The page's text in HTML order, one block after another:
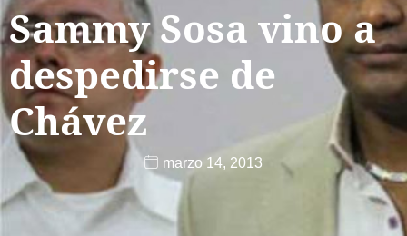
Sammy Sosa vino a
despedirse de
Chávez
marzo 14, 2013